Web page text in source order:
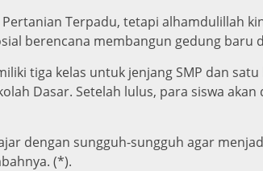
Terpadu, tetapi alhamdulillah
berencana membangun gedung baru
tiga kelas untuk jenjang SMP dan
Dasar. Setelah lulus, para siswa
dengan sungguh-sungguh agar
(*).